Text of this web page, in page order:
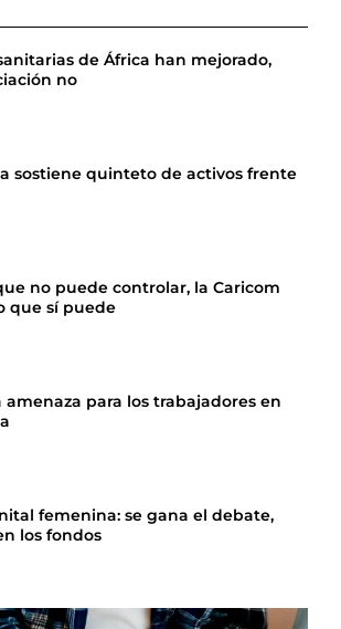
de África han mejorado,
no
sostiene quinteto de activos frente
no puede controlar, la Caricom
que sí puede
amenaza para los trabajadores en
femenina: se gana el debate,
los fondos